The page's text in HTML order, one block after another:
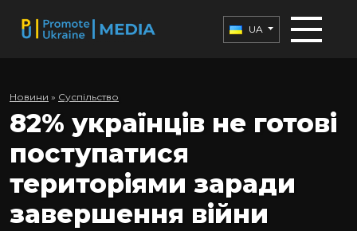
UA
Новини » Суспільство
82% українців не готові
поступатися
територіями заради
завершення війни